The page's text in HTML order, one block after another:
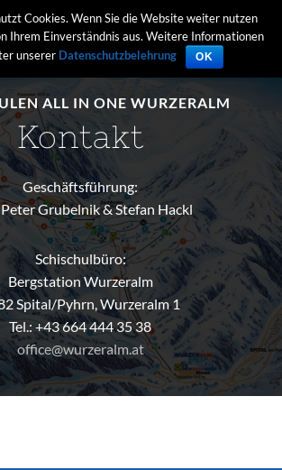
ALL IN ONE WURZERALM
Kontakt
Geschäftsführung:
Grubelnik & Stefan Hackl
Schischulbüro:
Bergstation Wurzeralm
Spital/Pyhrn, Wurzeralm 1
Tel.: +43 664 444 35 38
office@wurzeralm.at
Cookies. Wenn Sie die Website weiter nutzen
Ihrem Einverständnis aus. Weitere Informationen
unserer Datenschutzbelehrung OK